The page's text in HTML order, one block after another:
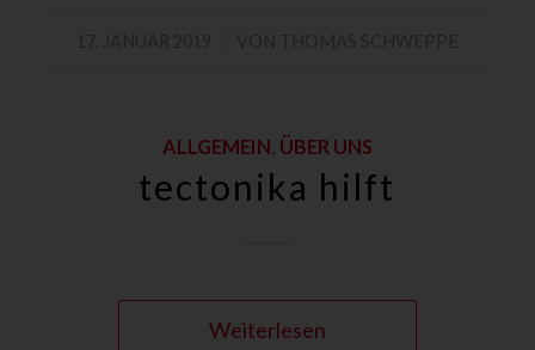
ALLGEMEIN ÜBER UNS
tectonika hilft
Weiterlesen